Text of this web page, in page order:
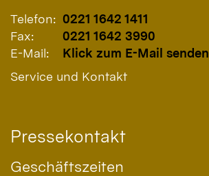
Telefon: 0221 1642 1411
Fax:
0221 1642 3990
E-Mail:
Klick zum E-Mail senden
Service und Kontakt
Pressekontakt
Geschäftszeiten